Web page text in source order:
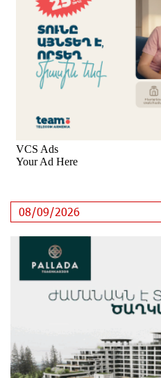
Ալիևն ու Թրամփը
«Ինտեր»-ը հաղթեց
Քրեական վարույթի
և ընտանեկան
Զելենսկին ու Վուչիչը
հնարավորությունները
Հրդեհի ահազանգ
շենքից տարհանվել է